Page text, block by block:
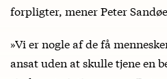
forpligter, mener Peter
»Vi er nogle af de få
ansat uden at skulle tjene en